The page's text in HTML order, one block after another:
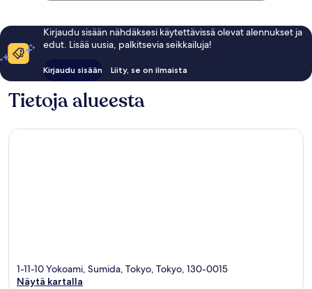
Kirjaudu sisään nähdäksesi käytettävissä olevat alennukset ja
edut. Lisää uusia, palkitsevia seikkailuja!
Kirjaudu sisään Liity, se on ilmaista
Tietoja alueesta
1-11-10 Yokoami, Sumida, Tokyo, Tokyo, 130-0015
Näytä kartalla